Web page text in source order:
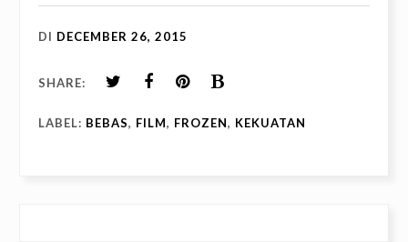
DI DECEMBER 26, 2015
SHARE:
LABEL: BEBAS, FILM, FROZEN, KEKUATAN